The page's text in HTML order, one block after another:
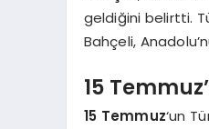
geldiğini belirtti.
Bahçeli,
15
15 Temmuz‘un